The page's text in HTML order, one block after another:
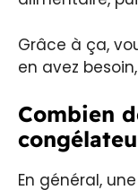
Grâce à ça,
en avez
Combien
En général,